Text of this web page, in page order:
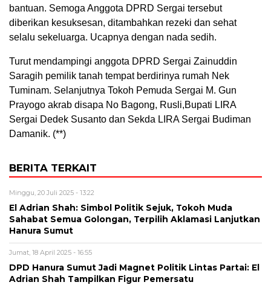
bantuan. Semoga Anggota DPRD Sergai tersebut
diberikan kesuksesan, ditambahkan rezeki dan sehat
selalu sekeluarga. Ucapnya dengan nada sedih.
Turut mendampingi anggota DPRD Sergai Zainuddin
Saragih pemilik tanah tempat berdirinya rumah Nek
Tuminam. Selanjutnya Tokoh Pemuda Sergai M. Gun
Prayogo akrab disapa No Bagong, Rusli,Bupati LIRA
Sergai Dedek Susanto dan Sekda LIRA Sergai Budiman
Damanik. (**)
BERITA TERKAIT
Minggu, 20 Juli 2025 - 13:22
El Adrian Shah: Simbol Politik Sejuk, Tokoh Muda
Sahabat Semua Golongan, Terpilih Aklamasi Lanjutkan
Hanura Sumut
Jumat, 18 April 2025 - 16:55
DPD Hanura Sumut Jadi Magnet Politik Lintas Partai: El
Adrian Shah Tampilkan Figur Pemersatu